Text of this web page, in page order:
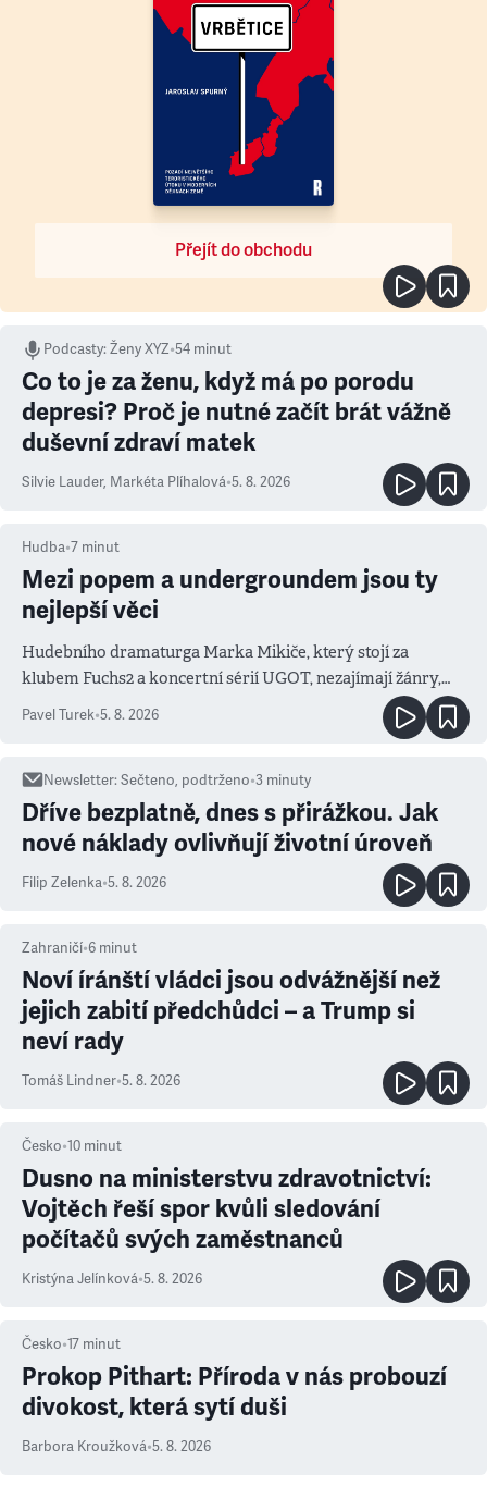
Přejít do obchodu
Podcasty:Ženy XYZ•54 minut
Co to je za ženu, když má po porodu
depresi? Proč je nutné začít brát vážně
duševní zdraví matek
Silvie Lauder, Markéta Plíhalová•5. 8. 2026
Hudba•7 minut
Mezi popem a undergroundem jsou ty
nejlepší věci
Hudebního dramaturga Marka Mikiče, který stojí za
klubem Fuchs2 a koncertní sérií UGOT, nezajímají žánry,
ale atmosféra
Pavel Turek•5. 8. 2026
Newsletter:Sečteno, podtrženo•3 minuty
Dříve bezplatně, dnes s přirážkou. Jak
nové náklady ovlivňují životní úroveň
Filip Zelenka•5. 8. 2026
Zahraničí•6 minut
Noví íránští vládci jsou odvážnější než
jejich zabití předchůdci – a Trump si
neví rady
Tomáš Lindner•5. 8. 2026
Česko•10 minut
Dusno na ministerstvu zdravotnictví:
Vojtěch řeší spor kvůli sledování
počítačů svých zaměstnanců
Kristýna Jelínková•5. 8. 2026
Česko•17 minut
Prokop Pithart: Příroda v nás probouzí
divokost, která sytí duši
Barbora Kroužková•5. 8. 2026